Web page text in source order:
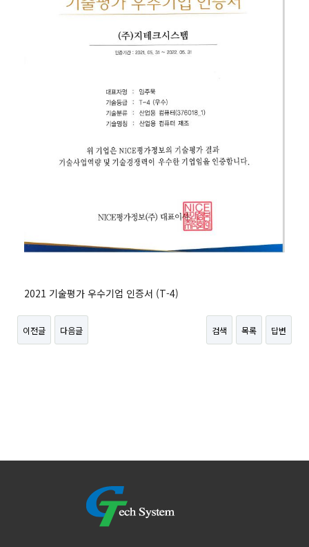
2021 기술평가 우수기업 인증서 (T-4)
이전글 다음글 검색 목록 답변